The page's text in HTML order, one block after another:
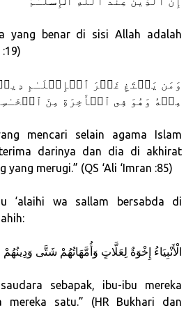
yang benar di sisi Allah adalah
:19)
وَمَن يَبۡتَغِ غَيۡرَ ٱلۡإِسۡلَـٰمِ
مِنۡهُ وَهُوَ فِى ٱلۡأَخِرَةِ مِنَ
mencari selain agama Islam
darinya dan dia di akhirat
merugi.” (QS ‘Ali ‘Imran :85)
‘alaihi wa sallam bersabda di
الْأَنْبِيَاءُ إِخْوَةٌ لِعَلَّاتٍ وَأُمَّهَاتُهُمْ شَتَّى
sebapak, ibu-ibu mereka
mereka satu.” (HR Bukhari dan